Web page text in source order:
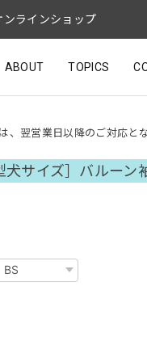
ラインショップ
ABOUT TOPICS
、翌営業日以降のご対応と
犬サイズ］バルーン